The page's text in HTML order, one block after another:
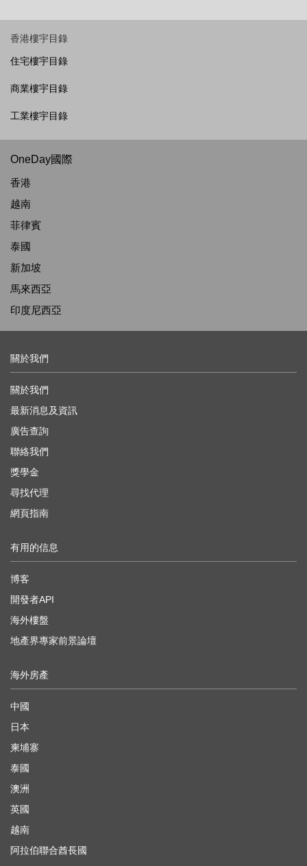
香港樓宇目錄
住宅樓宇目錄
商業樓宇目錄
工業樓宇目錄
OneDay國際
香港
越南
菲律賓
泰國
新加坡
馬來西亞
印度尼西亞
關於我們
關於我們
最新消息及資訊
廣告查詢
聯絡我們
獎學金
尋找代理
網頁指南
有用的信息
博客
開發者API
海外樓盤
地產界專家前景論壇
海外房產
中國
日本
柬埔寨
泰國
澳洲
英國
越南
阿拉伯聯合酋長國